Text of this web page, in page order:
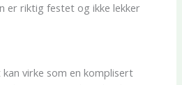
er riktig festet og ikke lekker
virke som en komplisert